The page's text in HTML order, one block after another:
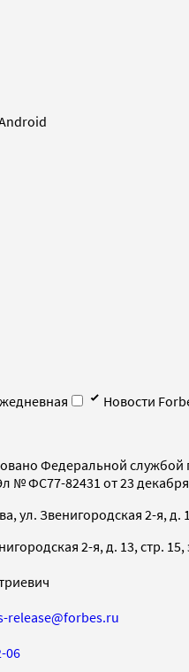
Новости
Федеральной
№ ФС77-82431 от 23 декабря
ул. Звенигородская 2-я, д.
2-я, д. 13, стр. 15,
release@forbes.ru
06